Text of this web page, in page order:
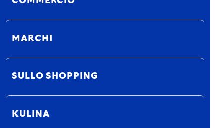
MARCHI
SULLO SHOPPING
KULINA